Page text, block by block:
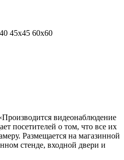
45x45 60x60
видеонаблюдение
посетителей о том, что все их
Размещается на магазинной
стенде, входной двери и